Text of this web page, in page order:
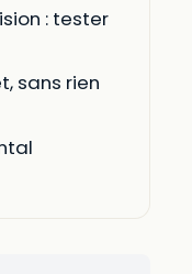
: tester
sans rien